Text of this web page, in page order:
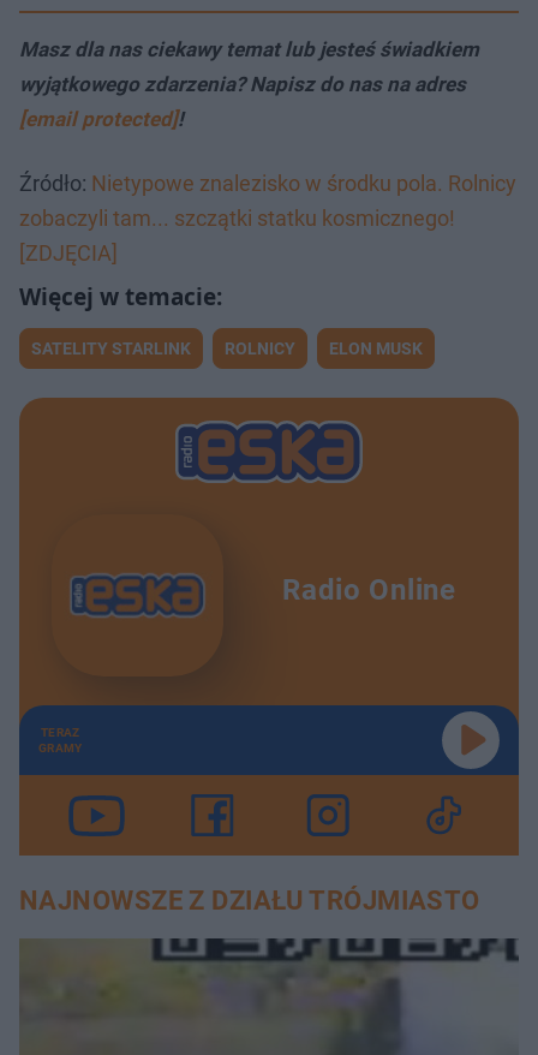
Masz dla nas ciekawy temat lub jesteś świadkiem
wyjątkowego zdarzenia? Napisz do nas na adres
[email protected]!
Źródło: Nietypowe znalezisko w środku pola. Rolnicy
zobaczyli tam... szczątki statku kosmicznego!
[ZDJĘCIA]
SATELITY STARLINK ROLNICY ELON MUSK
Radio Online
TERAZ
GRAMY
NAJNOWSZE Z DZIAŁU TRÓJMIASTO